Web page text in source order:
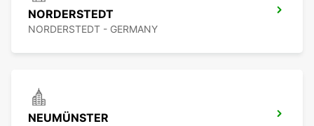
NORDERSTEDT
NORDERSTEDT - GERMANY
NEUMÜNSTER